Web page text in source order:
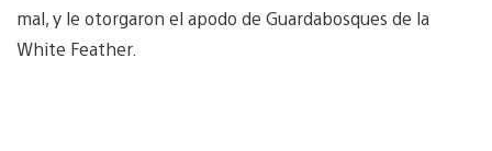
mal, y le otorgaron el apodo de Guardabosques de la
White Feather.